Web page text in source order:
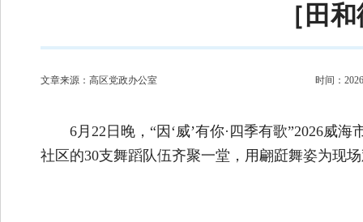
［田
文章来源：高区党政办公室 时间：
6月22日晚，“因‘威’有你·四季有歌”2026威
社区的30支舞蹈队伍齐聚一堂，用翩跹舞姿为现